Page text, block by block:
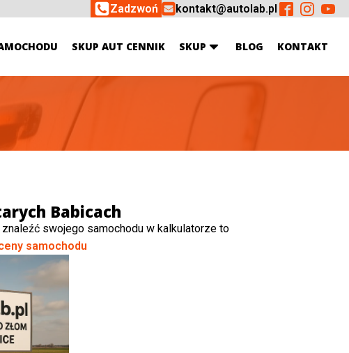
Zadzwoń kontakt@autolab.pl
SKUP AUT CENNIK SKUP BLOG KONTAKT
Babicach
swojego samochodu w kalkulatorze to
samochodu